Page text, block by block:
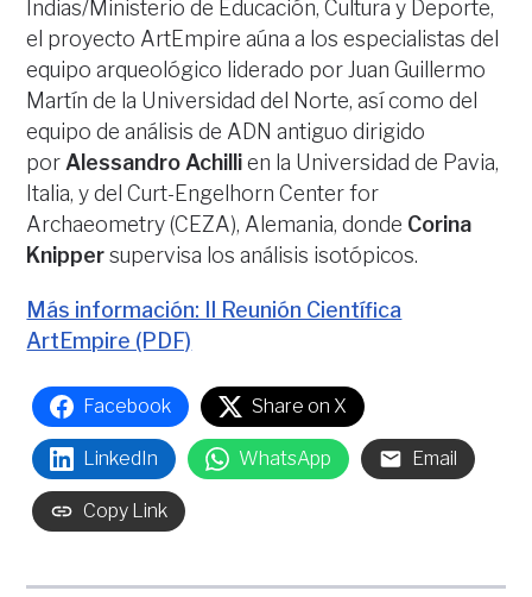
Indias/Ministerio de Educación, Cultura y Deporte,
el proyecto ArtEmpire aúna a los especialistas del
equipo arqueológico liderado por Juan Guillermo
Martín de la Universidad del Norte, así como del
equipo de análisis de ADN antiguo dirigido
por Alessandro Achillien la Universidad de Pavia,
Italia, y del Curt-Engelhorn Center for
Archaeometry (CEZA), Alemania, donde Corina
Knippersupervisa los análisis isotópicos.
Más información: II Reunión Científica
ArtEmpire (PDF)
Facebook Share on X
LinkedIn WhatsApp Email
Copy Link